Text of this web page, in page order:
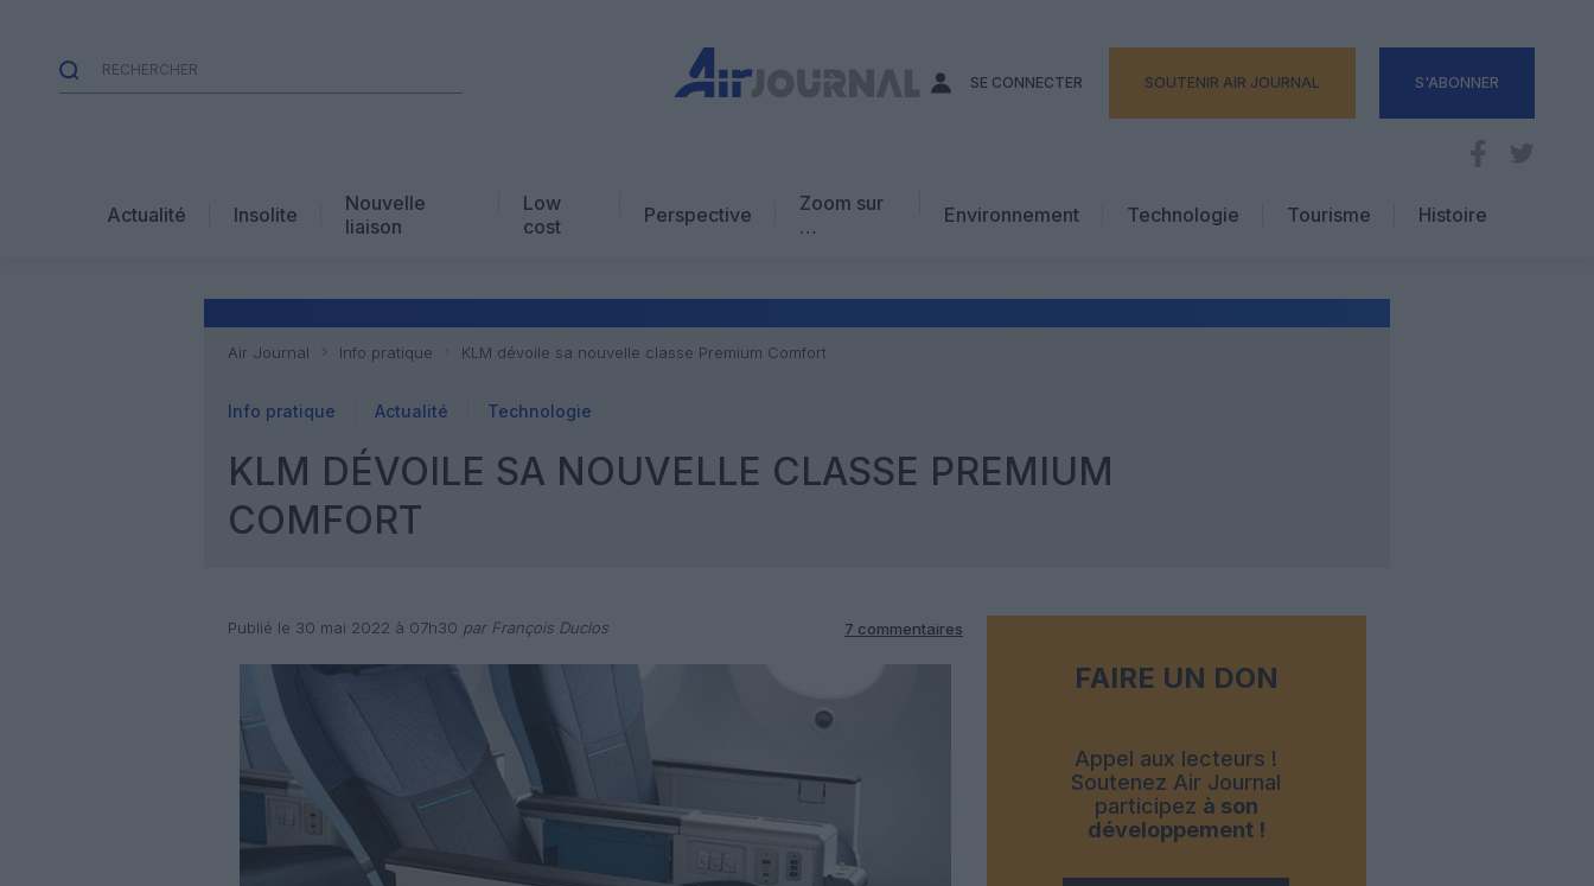
SE CONNECTER SOUTENIR AIR JOURNAL S'ABONNER
Actualité Insolite
Nouvelle
liaison
Low
cost
Perspective
Zoom sur
…
Avis d’expert
Environnement Technologie
Tourisme
Hôtellerie
Histoire
Air Journal Info pratique KLM dévoile sa nouvelle classe Premium Comfort
Info pratique Actualité Technologie
KLM DÉVOILE SA NOUVELLE CLASSE PREMIUM
COMFORT
Publié le 30 mai 2022 à 07h30 par François Duclos 7 commentaires
FAIRE UN DON
Appel aux lecteurs !
Soutenez Air Journal
participez à son
développement !